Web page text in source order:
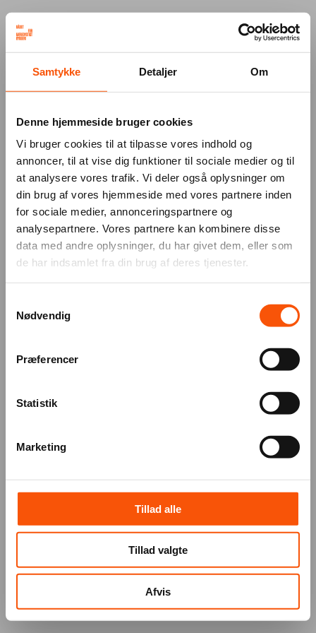
Samtykke Detaljer Om
Denne hjemmeside bruger cookies
Vi bruger cookies til at tilpasse vores indhold og
annoncer, til at vise dig funktioner til sociale medier og til
at analysere vores trafik. Vi deler også oplysninger om
din brug af vores hjemmeside med vores partnere inden
for sociale medier, annonceringspartnere og
analysepartnere. Vores partnere kan kombinere disse
data med andre oplysninger, du har givet dem, eller som
de har indsamlet fra din brug af deres tjenester.
Nødvendig
Præferencer
Statistik
Marketing
Tillad alle
Tillad valgte
Afvis
Your browser was unable to load
again in a few moments and make sure not
to use ad-blockers.